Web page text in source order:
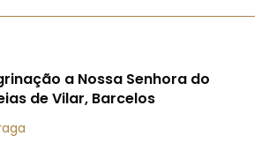
a Nossa Senhora do
de Vilar, Barcelos